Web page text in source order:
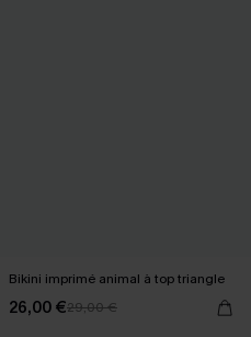
Bikini imprimé animal à top triangle
26,00 €29,00 €